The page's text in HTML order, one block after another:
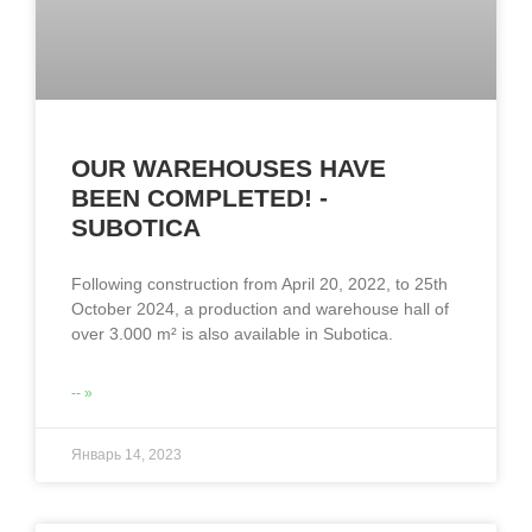
OUR WAREHOUSES HAVE
BEEN COMPLETED! -
SUBOTICA
Following construction from April 20, 2022, to 25th
October 2024, a production and warehouse hall of
over 3.000 m² is also available in Subotica.
-- »
Январь 14, 2023